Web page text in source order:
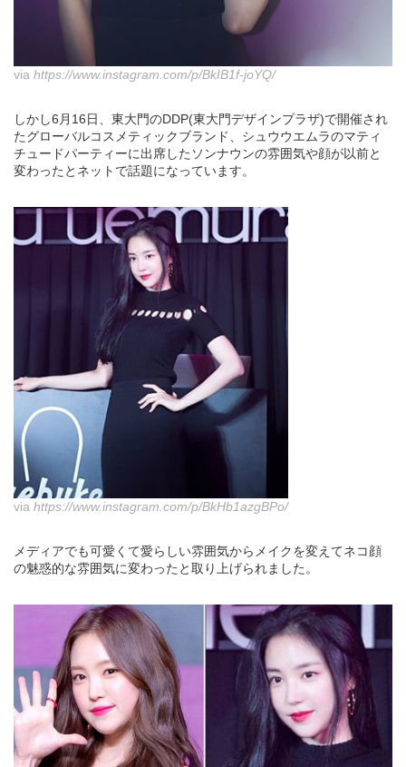
via https://www.instagram.com/p/BkIB1f-joYQ/
しかし6月16日、東大門のDDP(東大門デザインプラザ)で開催され
たグローバルコスメティックブランド、シュウウエムラのマティ
チュードパーティーに出席したソンナウンの雰囲気や顔が以前と
変わったとネットで話題になっています。
via https://www.instagram.com/p/BkHb1azgBPo/
メディアでも可愛くて愛らしい雰囲気からメイクを変えてネコ顔
の魅惑的な雰囲気に変わったと取り上げられました。